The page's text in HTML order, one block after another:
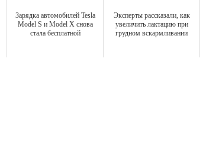
Зарядка автомобилей Tesla
Model S и Model X снова
стала бесплатной
Эксперты рассказали, как
увеличить лактацию при
грудном вскармливании